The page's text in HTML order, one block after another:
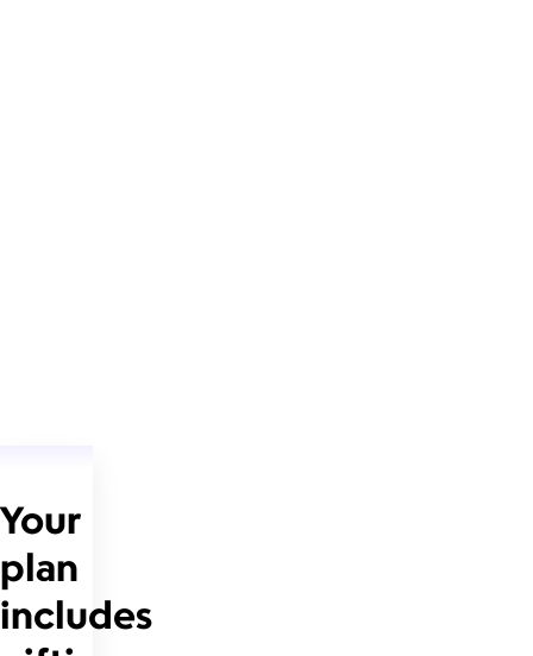
Your
plan
includes